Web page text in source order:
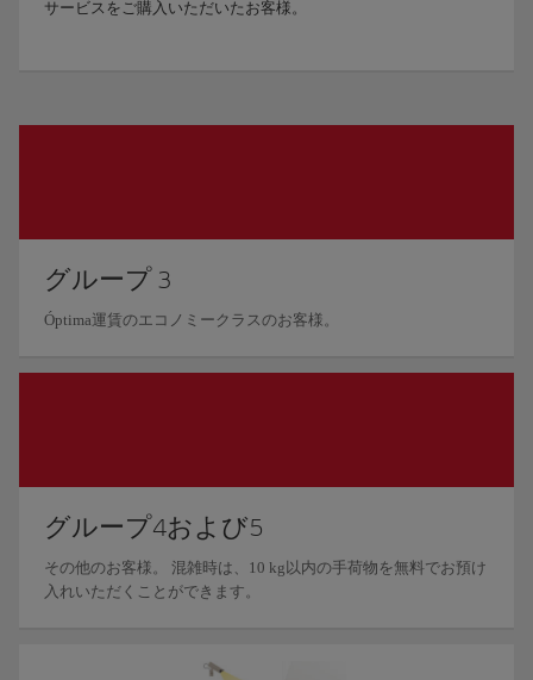
サービスをご購入いただいたお客様。
グループ 3
Óptima運賃のエコノミークラスのお客様。
グループ4および5
その他のお客様。 混雑時は、10 kg以内の手荷物を無料でお預け
入れいただくことができます。